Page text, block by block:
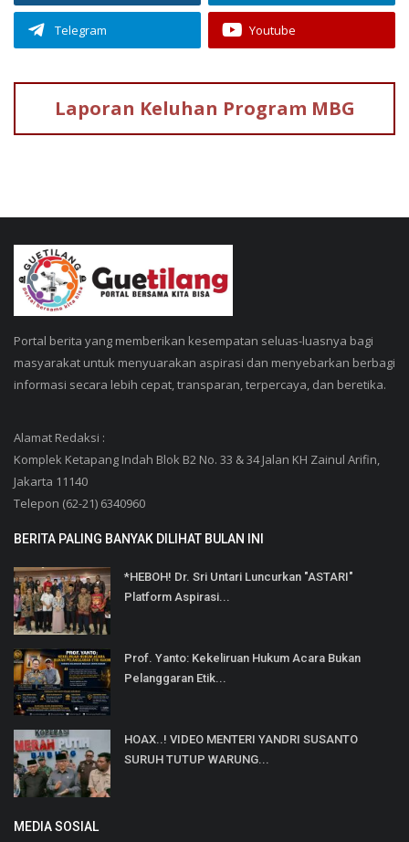
Telegram Youtube
Laporan Keluhan Program MBG
Portal berita yang memberikan kesempatan seluas-luasnya bagi
masyarakat untuk menyuarakan aspirasi dan menyebarkan berbagi
informasi secara lebih cepat, transparan, terpercaya, dan beretika.
Alamat Redaksi :
Komplek Ketapang Indah Blok B2 No. 33 & 34 Jalan KH Zainul Arifin,
Jakarta 11140
Telepon (62-21) 6340960
BERITA PALING BANYAK DILIHAT BULAN INI
*HEBOH! Dr. Sri Untari Luncurkan "ASTARI"
Platform Aspirasi...
Prof. Yanto: Kekeliruan Hukum Acara Bukan
Pelanggaran Etik...
HOAX..! VIDEO MENTERI YANDRI SUSANTO
SURUH TUTUP WARUNG...
MEDIA SOSIAL